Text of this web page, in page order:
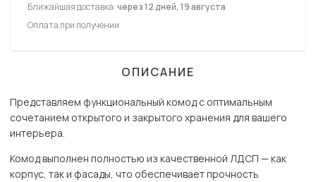
Ближайшая доставка:через 12 дней, 19 августа
Оплата при получении
ОПИСАНИЕ
Представляем функциональный комод с оптимальным
сочетанием открытого и закрытого хранения для вашего
интерьера.
Комод выполнен полностью из качественной ЛДСП — как
корпус, так и фасады, что обеспечивает прочность